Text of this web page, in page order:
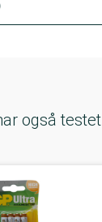
også testet